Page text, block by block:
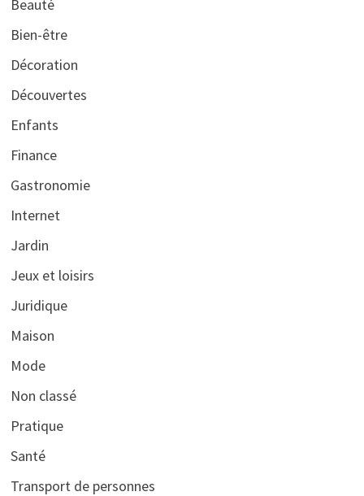
Beauté
Bien-être
Décoration
Découvertes
Enfants
Finance
Gastronomie
Internet
Jardin
Jeux et loisirs
Juridique
Maison
Mode
Non classé
Pratique
Santé
Transport de personnes